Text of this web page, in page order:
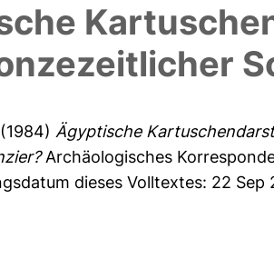
(1984) Ägyptische
Archäologisches
dieses Volltextes: 22 Sep